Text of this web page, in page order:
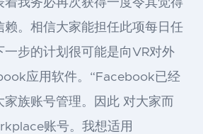
着我务必再次获得一度令其觉得
赖。相信大家能担任此项每日任
一步的计划很可能是向VR对外
应用软件。“Facebook已经
家族账号管理。因此 对大家而
账号。我想适用